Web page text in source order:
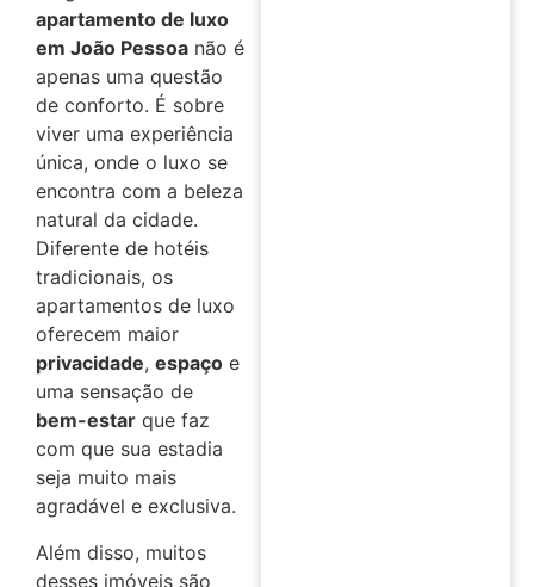
apartamento de luxo
em João Pessoa não é
apenas uma questão
de conforto. É sobre
viver uma experiência
única, onde o luxo se
encontra com a beleza
natural da cidade.
Diferente de hotéis
tradicionais, os
apartamentos de luxo
oferecem maior
privacidade, espaço e
uma sensação de
bem-estar que faz
com que sua estadia
seja muito mais
agradável e exclusiva.
Além disso, muitos
desses imóveis são